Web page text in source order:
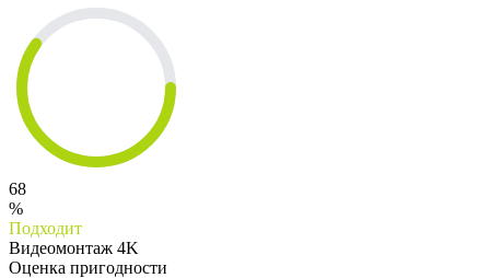
68
%
Подходит
Видеомонтаж 4K
Оценка пригодности